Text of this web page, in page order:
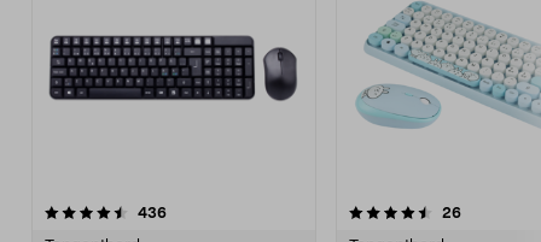
436recensioner
4.5 av 5 stjärnor 26recensioner
4.5 av 5 stjärnor